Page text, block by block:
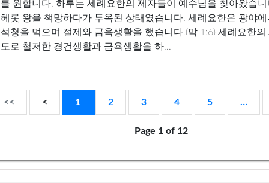
를 원합니다. 하루는 세례요한의 제자들이 예수님을 찾아왔습
헤롯 왕을 책망하다가 투옥된 상태였습니다. 세례요한은 광야
석청을 먹으며 절제와 금욕생활을 했습니다.(막 1:6) 세례요한의
도로 철저한 경건생활과 금욕생활을 하...
<< < 1 (current)
2 3 4 5 …
Page 1 of 12